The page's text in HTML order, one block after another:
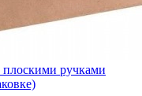
ручками